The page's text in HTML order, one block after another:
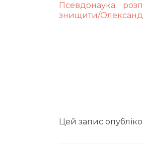
Псевдонаука:
знищити/
Цей запис